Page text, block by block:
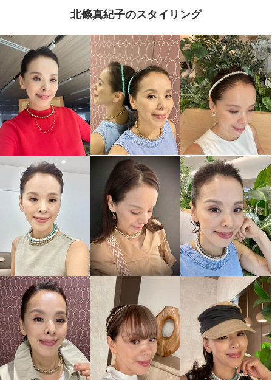
北條真紀子のスタイリング